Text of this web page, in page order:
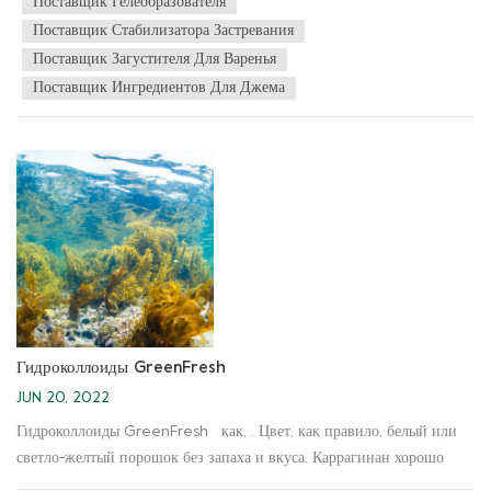
мясистости ●хорошее удержание воды ●содержат много
витаминов ● вкус мягкий, кислый и сладкий Когда вы сделаете
глоток, во рту раскроется клетчатка, сладость и кислинка мякоти.
Это ваш хороший партнер для завтрака, который подарит вам
вам индивидуальные решения для удовлетворения ваших
разнообразных потребностей.
Поставщик Гелеобразователя
Поставщик Стабилизатора Застревания
Поставщик Загустителя Для Варенья
Поставщик Ингредиентов Для Джема
Гидроколлоиды GreenFresh
JUN 20, 2022
Гидроколлоиды GreenFresh как, . Цвет, как правило, белый или
светло-желтый порошок без запаха и вкуса. Каррагинан хорошо